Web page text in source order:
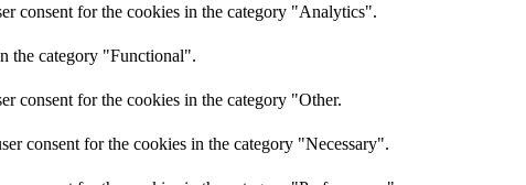
consent for the cookies in the category "Analytics".
the category "Functional".
consent for the cookies in the category "Other.
consent for the cookies in the category "Necessary".